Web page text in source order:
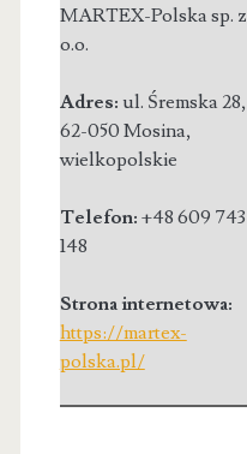
MARTEX-Polska sp. z
o.o.
Adres: ul. Śremska 28,
62-050 Mosina,
wielkopolskie
Telefon: +48 609 743
148
Strona internetowa:
https://martex-
polska.pl/